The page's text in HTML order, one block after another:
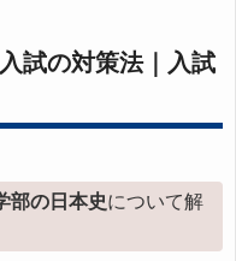
試の対策法｜入試
部の日本史について解